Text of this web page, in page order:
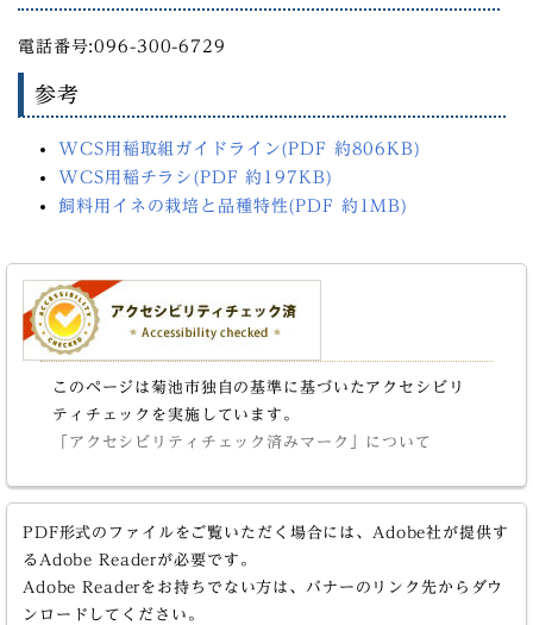
電話番号:096-300-6729
参考
WCS用稲取組ガイドライン(PDF 約806KB)
WCS用稲チラシ(PDF 約197KB)
飼料用イネの栽培と品種特性(PDF 約1MB)
このページは菊池市独自の基準に基づいたアクセシビリ
ティチェックを実施しています。
「アクセシビリティチェック済みマーク」について
PDF形式のファイルをご覧いただく場合には、Adobe社が提供す
るAdobe Readerが必要です。
Adobe Readerをお持ちでない方は、バナーのリンク先からダウ
ンロードしてください。